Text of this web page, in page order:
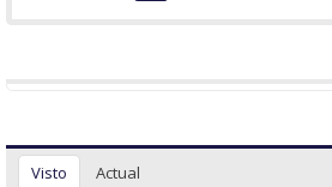
Visto Actual